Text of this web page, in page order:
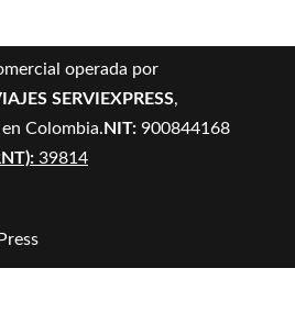
operada por
SERVIEXPRESS,
Colombia. NIT: 900844168
39814